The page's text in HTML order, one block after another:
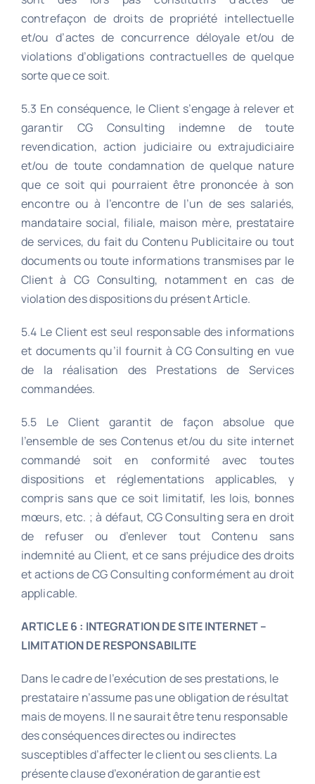
contrefaçon de droits de propriété intellectuelle
et/ou d’actes de concurrence déloyale et/ou de
violations d’obligations contractuelles de quelque
sorte que ce soit.
5.3 En conséquence, le Client s’engage à relever et
garantir CG Consulting indemne de toute
revendication, action judiciaire ou extrajudiciaire
et/ou de toute condamnation de quelque nature
que ce soit qui pourraient être prononcée à son
encontre ou à l’encontre de l’un de ses salariés,
mandataire social, filiale, maison mère, prestataire
de services, du fait du Contenu Publicitaire ou tout
documents ou toute informations transmises par le
Client à CG Consulting, notamment en cas de
violation des dispositions du présent Article.
5.4 Le Client est seul responsable des informations
et documents qu’il fournit à CG Consulting en vue
de la réalisation des Prestations de Services
commandées.
5.5 Le Client garantit de façon absolue que
l’ensemble de ses Contenus et/ou du site internet
commandé soit en conformité avec toutes
dispositions et réglementations applicables, y
compris sans que ce soit limitatif, les lois, bonnes
mœurs, etc. ; à défaut, CG Consulting sera en droit
de refuser ou d’enlever tout Contenu sans
indemnité au Client, et ce sans préjudice des droits
et actions de CG Consulting conformément au droit
applicable.
ARTICLE 6 : INTEGRATION DE SITE INTERNET –
LIMITATION DE RESPONSABILITE
Dans le cadre de l’exécution de ses prestations, le
prestataire n’assume pas une obligation de résultat
mais de moyens. Il ne saurait être tenu responsable
des conséquences directes ou indirectes
susceptibles d’affecter le client ou ses clients. La
présente clause d’exonération de garantie est